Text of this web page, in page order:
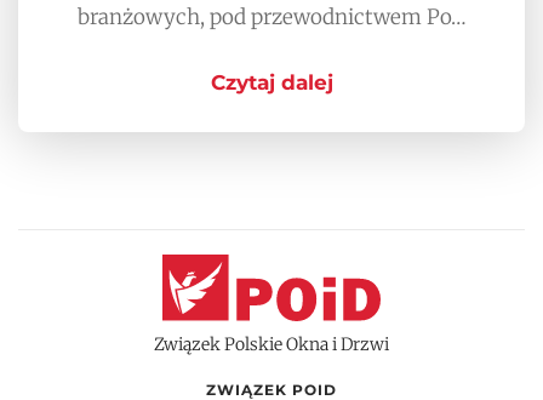
branżowych, pod przewodnictwem Po…
Czytaj dalej
Związek Polskie Okna i Drzwi
ZWIĄZEK POID